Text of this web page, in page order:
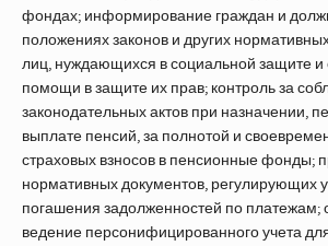
фондах; информирование граждан и
положениях законов и других
лиц, нуждающихся в социальной защите и
помощи в защите их прав; контроль за
законодательных актов при назначении,
выплате пенсий, за полнотой и
страховых взносов в пенсионные фонды;
нормативных документов, регулирующих
погашения задолженностей по платежам;
ведение персонифицированного учета